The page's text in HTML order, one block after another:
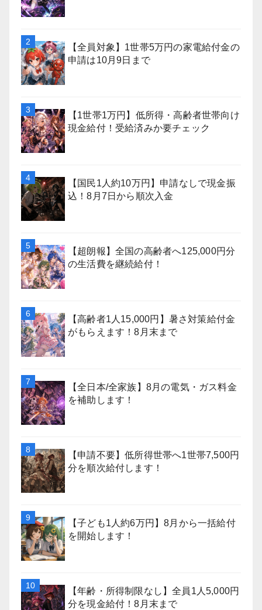
【全員対象】1世帯5万円の家電給付金の
申請は10月9日まで
【1世帯1万円】低所得・高齢者世帯向け
現金給付！受給済みか要チェック
【国民1人約10万円】申請なしで現金振
込！8月7日から順次入金
【超朗報】全国の高齢者へ125,000円分
の生活費を継続給付！
【高齢者1人15,000円】暑さ対策給付金
がもらえます！8月末まで
【全日本/全家族】8月の電気・ガス料金
を補助します！
【申請不要】低所得世帯へ1世帯7,500円
分を順次給付します！
【子ども1人約6万円】8月から一括給付
を開始します！
【年齢・所得制限なし】全員1人5,000円
分を現金給付！8月末まで